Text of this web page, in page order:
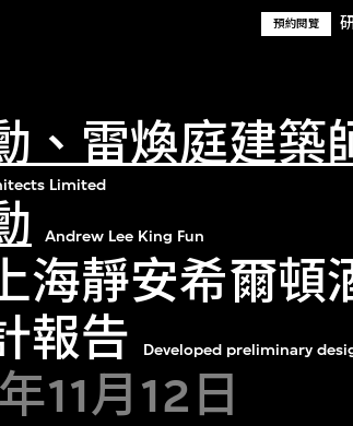
預約閱覽
、雷煥庭建築
Limited
Andrew Lee King Fun
海靜安希爾頓
報告
Developed preliminary
11月12日